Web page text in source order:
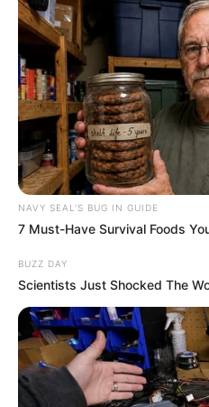
NAVY SEAL'S BUG IN GUIDE
7 Must-Have Survival Foods
BUZZ DAY
Scientists Just Shocked The